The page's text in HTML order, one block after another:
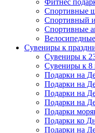
Фитнес
Спортивные
Спортивный
Спортивные
Сувениры к
Сувениры к
Сувениры к 8
Подарки на
Подарки на
Подарки на
Подарки на
Подарки
Подарки ко
Подарки на